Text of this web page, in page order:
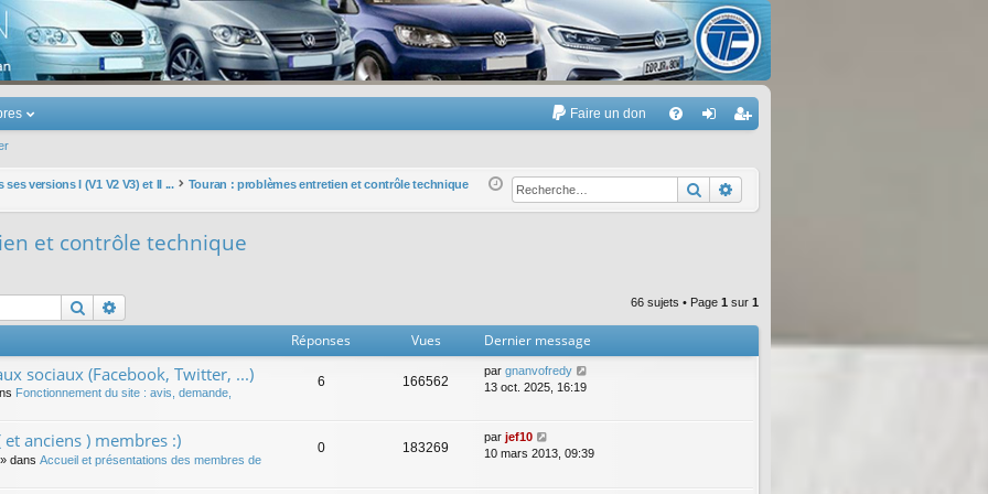
Touran
Faire un don
Q ne
xi
nr
eg
r
versions I (V1 V2 V3) et II ... Touran : problèmes entretien et contrôle technique Rechercher
et contrôle technique
Rechercher 66 sujets • Page 1 sur 1
Réponses Vues Dernier message
sociaux (Facebook, Twitter, ...)
Fonctionnement du site : avis, demande,
6 166562
par gnanvofredy
13 oct. 2025, 16:19
anciens ) membres :)
» dans Accueil et présentations des membres de
0 183269
par jef10
10 mars 2013, 09:39